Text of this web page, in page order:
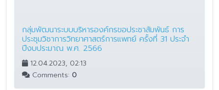
กลุ่มพัฒนาระบบบริหารองค์กรขอประชาสัมพันธ์ การ
ประชุมวิชาการวิทยาศาสตร์การแพทย์ ครั้งที่ 31 ประจำ
ปีงบประมาณ พ.ศ. 2566
12.04.2023, 02:13
Comments: 0